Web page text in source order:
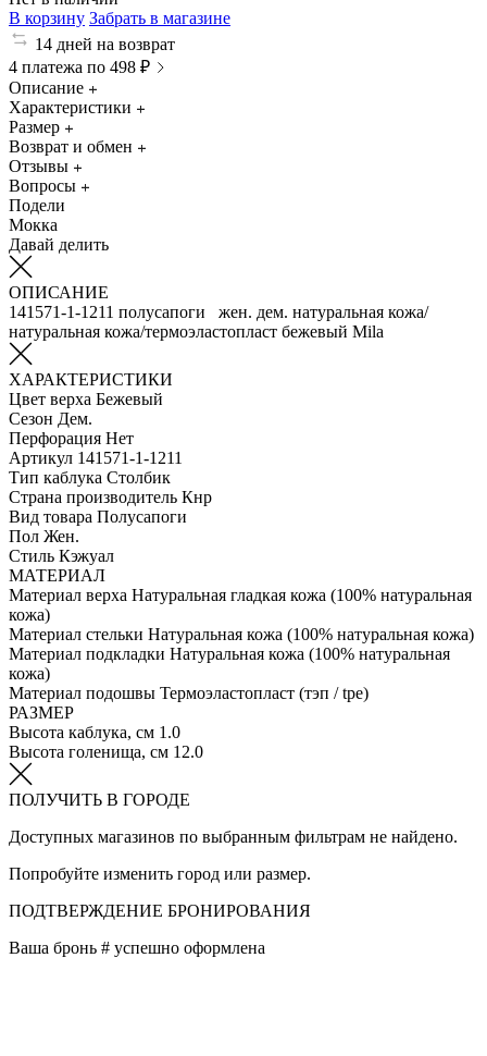
В корзину Забрать в магазине
14 дней на возврат
4 платежа по 498 ₽
Описание
Характеристики
Размер
Возврат и обмен
Отзывы
Вопросы
Подели
Мокка
Давай делить
ОПИСАНИЕ
141571-1-1211 полусапоги жен. дем. натуральная кожа/
натуральная кожа/термоэластопласт бежевый Mila
ХАРАКТЕРИСТИКИ
Цвет верха Бежевый
Сезон Дем.
Перфорация Нет
Артикул 141571-1-1211
Тип каблука Столбик
Страна производитель Кнр
Вид товара Полусапоги
Пол Жен.
Стиль Кэжуал
МАТЕРИАЛ
Материал верха Натуральная гладкая кожа (100% натуральная
кожа)
Материал стельки Натуральная кожа (100% натуральная кожа)
Материал подкладки Натуральная кожа (100% натуральная
кожа)
Материал подошвы Термоэластопласт (тэп / tpe)
РАЗМЕР
Высота каблука, см 1.0
Высота голенища, см 12.0
ПОЛУЧИТЬ В ГОРОДЕ
Доступных магазинов по выбранным фильтрам не найдено.
Попробуйте изменить город или размер.
ПОДТВЕРЖДЕНИЕ БРОНИРОВАНИЯ
Ваша бронь # успешно оформлена